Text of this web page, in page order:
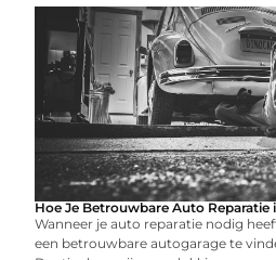
Hoe Je Betrouwbare Auto
Wanneer je auto reparatie nodig
een betrouwbare autogarage te